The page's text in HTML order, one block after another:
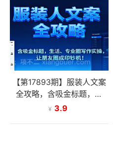
【第17893期】服装人文案
全攻略，含吸金标题，生
活、专业圈写作实操，让朋
¥ 3.9